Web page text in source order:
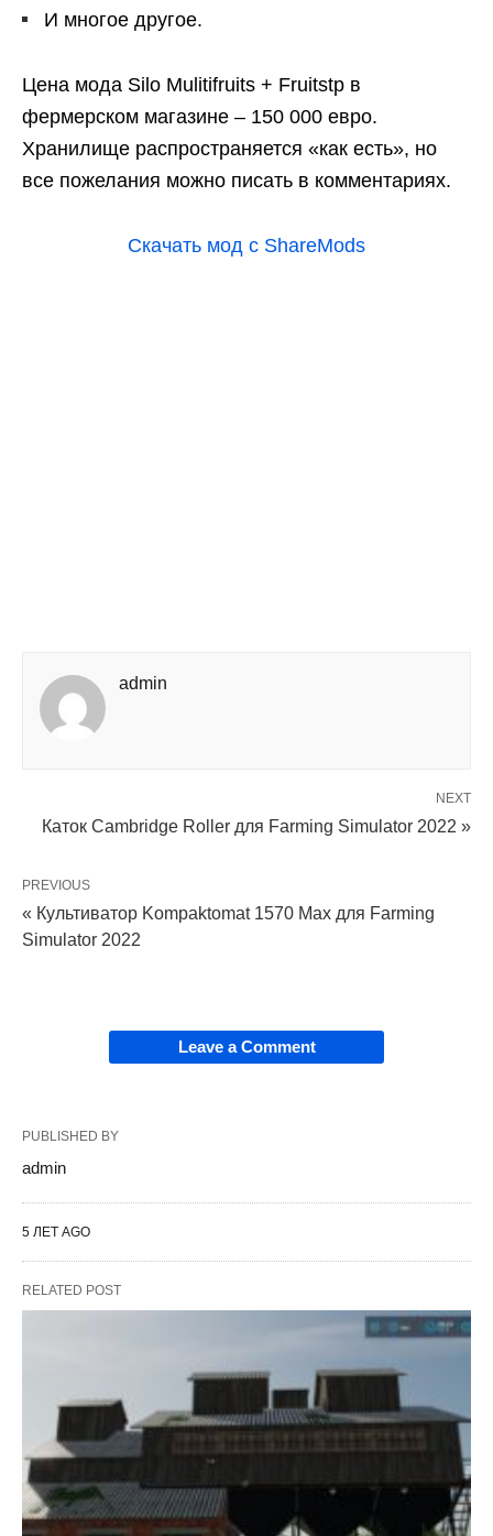
И многое другое.
Цена мода Silo Mulitifruits + Fruitstp в
фермерском магазине – 150 000 евро.
Хранилище распространяется «как есть», но
все пожелания можно писать в комментариях.
Скачать мод с ShareMods
admin
NEXT
Каток Cambridge Roller для Farming Simulator 2022 »
PREVIOUS
« Культиватор Kompaktomat 1570 Max для Farming
Simulator 2022
Leave a Comment
PUBLISHED BY
admin
5 ЛЕТ AGO
RELATED POST